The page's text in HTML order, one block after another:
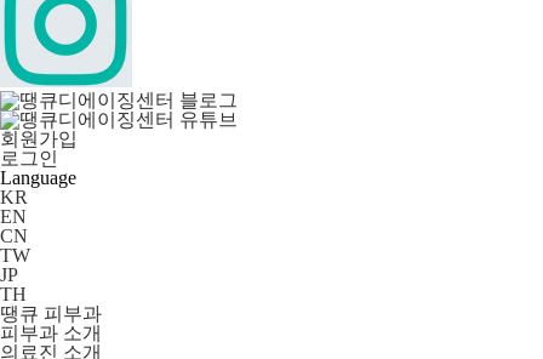
회원가입
로그인
Language
KR
EN
CN
TW
JP
TH
땡큐 피부과
피부과 소개
의료진 소개